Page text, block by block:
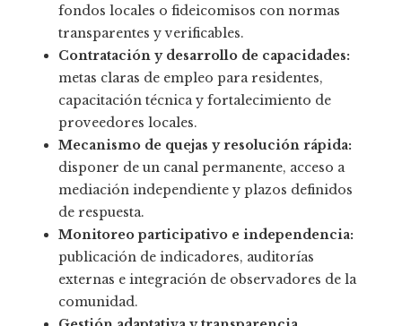
fondos locales o fideicomisos con normas
transparentes y verificables.
Contratación y desarrollo de capacidades:
metas claras de empleo para residentes,
capacitación técnica y fortalecimiento de
proveedores locales.
Mecanismo de quejas y resolución rápida:
disponer de un canal permanente, acceso a
mediación independiente y plazos definidos
de respuesta.
Monitoreo participativo e independencia:
publicación de indicadores, auditorías
externas e integración de observadores de la
comunidad.